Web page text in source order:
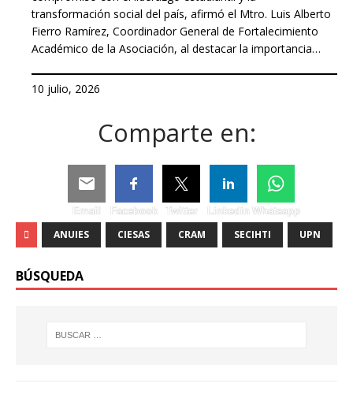
transformación social del país, afirmó el Mtro. Luis Alberto
Fierro Ramírez, Coordinador General de Fortalecimiento
Académico de la Asociación, al destacar la importancia…
10 julio, 2026
Comparte en:
Email Facebook Twitter Linkedin Whatsapp
ANUIES CIESAS CRAM SECIHTI UPN
BÚSQUEDA